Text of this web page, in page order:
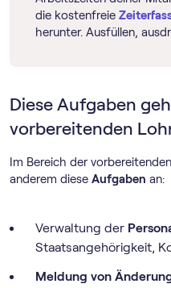
die kostenfreie
herunter. Ausfüllen,
Diese Aufgaben
vorbereitenden
Im Bereich der vorbereitenden
anderem diese Aufgaben an:
Verwaltung der
Staatsangehörigkeit,
Meldung von